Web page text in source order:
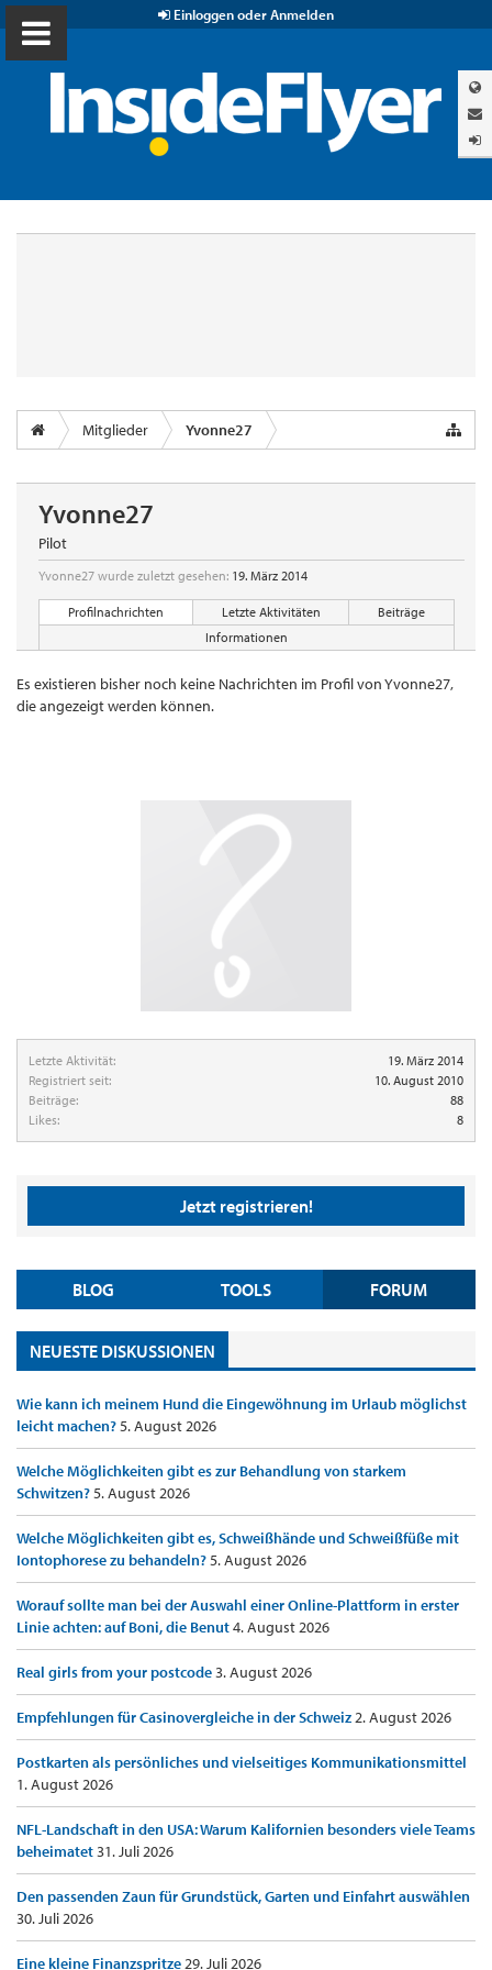
Einloggen oder Anmelden
Mitglieder Yvonne27
Letzte Aktivität:
19. März 2014
Registriert seit:
10. August 2010
Beiträge:
88
Likes:
8
Yvonne27
Pilot
Yvonne27 wurde zuletzt gesehen: 19. März 2014
Profilnachrichten Letzte Aktivitäten
Beiträge
Informationen
Es existieren bisher noch keine Nachrichten im Profil von Yvonne27,
die angezeigt werden können.
Jetzt registrieren!
BLOG TOOLS FORUM
NEUESTE DISKUSSIONEN
Wie kann ich meinem Hund die Eingewöhnung im Urlaub möglichst
leicht machen?5. August 2026
Welche Möglichkeiten gibt es zur Behandlung von starkem
Schwitzen?5. August 2026
Welche Möglichkeiten gibt es, Schweißhände und Schweißfüße mit
Iontophorese zu behandeln?5. August 2026
Worauf sollte man bei der Auswahl einer Online-Plattform in erster
Linie achten: auf Boni, die Benut4. August 2026
Real girls from your postcode3. August 2026
Empfehlungen für Casinovergleiche in der Schweiz2. August 2026
Postkarten als persönliches und vielseitiges Kommunikationsmittel
1. August 2026
NFL-Landschaft in den USA: Warum Kalifornien besonders viele Teams
beheimatet31. Juli 2026
Den passenden Zaun für Grundstück, Garten und Einfahrt auswählen
30. Juli 2026
Eine kleine Finanzspritze29. Juli 2026